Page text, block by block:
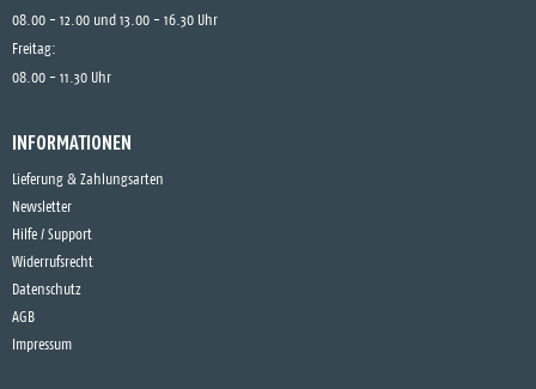
08.00 - 12.00 und 13.00 - 16.30 Uhr
Freitag:
08.00 - 11.30 Uhr
INFORMATIONEN
Lieferung & Zahlungsarten
Newsletter
Hilfe / Support
Widerrufsrecht
Datenschutz
AGB
Impressum